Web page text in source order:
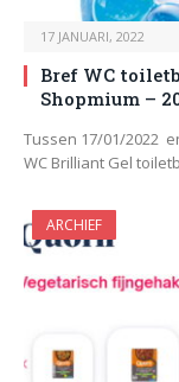
17 JANUARI, 2022
Bref WC
Shopmium –
Tussen 17/01/2022
WC Brilliant Gel
ARCHIEF